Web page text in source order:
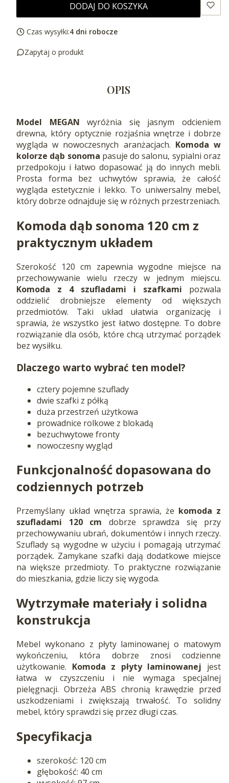
DODAJ DO KOSZYKA
Czas wysyłki:4 dni robocze
Zapytaj o produkt
OPIS
Model MEGAN wyróżnia się jasnym odcieniem
drewna, który optycznie rozjaśnia wnętrze i dobrze
wygląda w nowoczesnych aranżacjach. Komoda w
kolorze dąb sonoma pasuje do salonu, sypialni oraz
przedpokoju i łatwo dopasować ją do innych mebli.
Prosta forma bez uchwytów sprawia, że całość
wygląda estetycznie i lekko. To uniwersalny mebel,
który dobrze odnajduje się w różnych przestrzeniach.
Komoda dąb sonoma 120 cm z
praktycznym układem
Szerokość 120 cm zapewnia wygodne miejsce na
przechowywanie wielu rzeczy w jednym miejscu.
Komoda z 4 szufladami i szafkami pozwala
oddzielić drobniejsze elementy od większych
przedmiotów. Taki układ ułatwia organizację i
sprawia, że wszystko jest łatwo dostępne. To dobre
rozwiązanie dla osób, które chcą utrzymać porządek
bez wysiłku.
Dlaczego warto wybrać ten model?
cztery pojemne szuflady
dwie szafki z półką
duża przestrzeń użytkowa
prowadnice rolkowe z blokadą
bezuchwytowe fronty
nowoczesny wygląd
Funkcjonalność dopasowana do
codziennych potrzeb
Przemyślany układ wnętrza sprawia, że komoda z
szufladami 120 cm dobrze sprawdza się przy
przechowywaniu ubrań, dokumentów i innych rzeczy.
Szuflady są wygodne w użyciu i pomagają utrzymać
porządek. Zamykane szafki dają dodatkowe miejsce
na większe przedmioty. To praktyczne rozwiązanie
do mieszkania, gdzie liczy się wygoda.
Wytrzymałe materiały i solidna
konstrukcja
Mebel wykonano z płyty laminowanej o matowym
wykończeniu, która dobrze znosi codzienne
użytkowanie. Komoda z płyty laminowanej jest
łatwa w czyszczeniu i nie wymaga specjalnej
pielęgnacji. Obrzeża ABS chronią krawędzie przed
uszkodzeniami i zwiększają trwałość. To solidny
mebel, który sprawdzi się przez długi czas.
Specyfikacja
szerokość: 120 cm
głębokość: 40 cm